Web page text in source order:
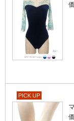
PICK UP